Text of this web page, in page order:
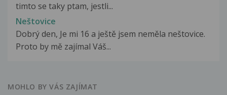
timto se taky ptam, jestli...
Neštovice
Dobrý den, Je mi 16 a ještě jsem neměla neštovice.
Proto by mě zajímal Váš...
MOHLO BY VÁS ZAJÍMAT